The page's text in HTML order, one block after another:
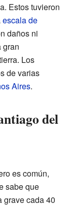
Estos tuvieron
escala de
daños ni
gran
Los
de varias
Aires.
del
es común,
sabe que
grave cada 40